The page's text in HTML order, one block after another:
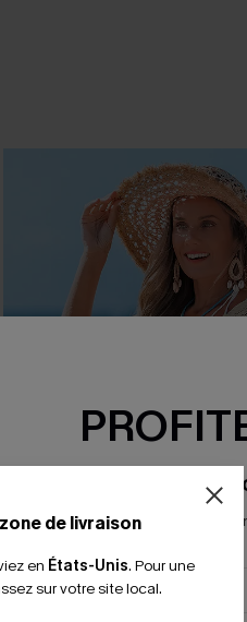
de livraison
en États-Unis. Pour une
sur votre site local.
-15% dès 2
*Un code par